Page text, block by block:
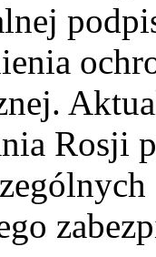
Rosji